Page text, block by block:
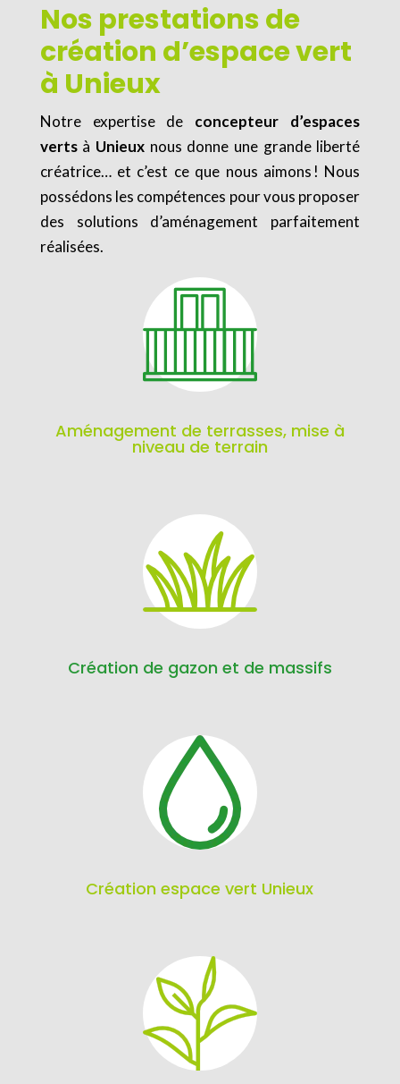
Nos prestations de
création d’espace vert
à Unieux
Notre expertise de concepteur d’espaces
vertsà Unieux nous donne une grande liberté
créatrice… et c’est ce que nous aimons ! Nous
possédons les compétences pour vous proposer
des solutions d’aménagement parfaitement
réalisées.
Aménagement de terrasses, mise à
niveau de terrain
Création de gazon et de massifs
Création espace vert Unieux